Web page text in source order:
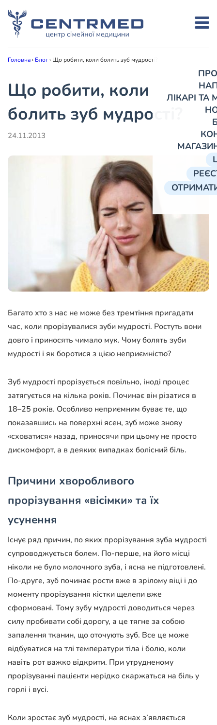
ЛІКАРІ
Головна› Блог› Що робити, коли болить зуб мудрості?
Що робити, коли
болить зуб мудрості?
24.11.2013
Багато хто з нас не може без тремтіння пригадати
час, коли прорізувалися зуби мудрості. Ростуть вони
довго і приносять чимало мук. Чому болять зуби
мудрості і як боротися з цією неприємністю?
Зуб мудрості прорізується повільно, іноді процес
затягується на кілька років. Починає він різатися в
18–25 років. Особливо неприємним буває те, що
показавшись на поверхні ясен, зуб може знову
«сховатися» назад, приносячи при цьому не просто
дискомфорт, а в деяких випадках болісний біль.
Причини хворобливого
прорізування «вісімки» та їх
усунення
Існує ряд причин, по яких прорізування зуба мудрості
супроводжується болем. По-перше, на його місці
ніколи не було молочного зуба, і ясна не підготовлені.
По-друге, зуб починає рости вже в зрілому віці і до
моменту прорізування кістки щелепи вже
сформовані. Тому зубу мудрості доводиться через
силу пробивати собі дорогу, а це тягне за собою
запалення тканин, що оточують зуб. Все це може
відбуватися на тлі температури тіла і болю, коли
навіть рот важко відкрити. При утрудненому
прорізуванні пацієнти нерідко скаржаться на біль у
горлі і вусі.
Коли зростає зуб мудрості, на яснах з’являється